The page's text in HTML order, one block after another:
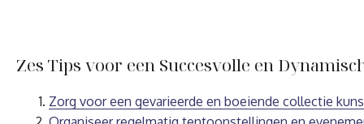
Zes Tips voor een Succesvolle en
Zorg voor een gevarieerde en boeiende collectie